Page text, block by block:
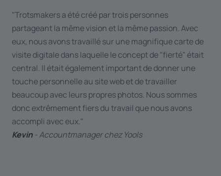
"Trotsmakers a été créé par trois personnes
partageant la même vision et la même passion. Avec
eux, nous avons travaillé sur une magnifique carte de
visite digitale dans laquelle le concept de "fierté" était
central. Il était également important de donner une
touche personnelle au site web et de travailler
beaucoup avec leurs propres photos. Nous sommes
donc extrêmement fiers du travail que nous avons
accompli avec eux."
Kevin- Accountmanager chez Yools